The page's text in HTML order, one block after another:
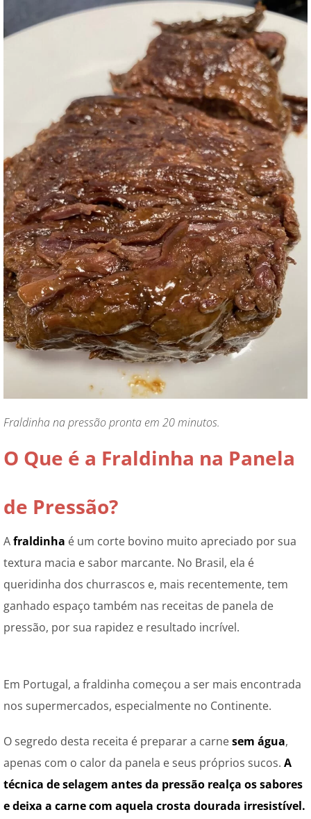
Fraldinha na pressão pronta em 20 minutos.
O Que é a Fraldinha na Panela
de Pressão?
Afraldinha é um corte bovino muito apreciado por sua
textura macia e sabor marcante. No Brasil, ela é
queridinha dos churrascos e, mais recentemente, tem
ganhado espaço também nas receitas de panela de
pressão, por sua rapidez e resultado incrível.
Em Portugal, a fraldinha começou a ser mais encontrada
nos supermercados, especialmente no Continente.
O segredo desta receita é preparar a carnesem água,
apenas com o calor da panela e seus próprios sucos. A
técnica de selagem antes da pressão realça os sabores
e deixa a carne com aquela crosta dourada irresistível.